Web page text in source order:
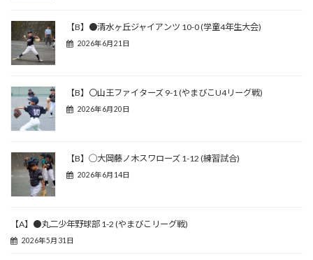
【B】●清水ヶ丘ジャイアンツ 10-0 (学童4年生大会)
2026年6月21日
【B】〇山王ファイターズ 9-1 (やまびこU4リーグ戦)
2026年6月20日
【B】◯大岡藤ノ木スワローズ 1-12 (練習試合)
2026年6月14日
【A】●丸二少年野球部 1-2 (やまびこリーグ戦)
2026年5月31日